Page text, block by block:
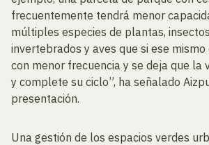
frecuentemente tendrá menor
múltiples especies de plantas,
invertebrados y aves que si ese
con menor frecuencia y se deja que la
y complete su ciclo”, ha señalado
presentación.
Una gestión de los espacios verdes